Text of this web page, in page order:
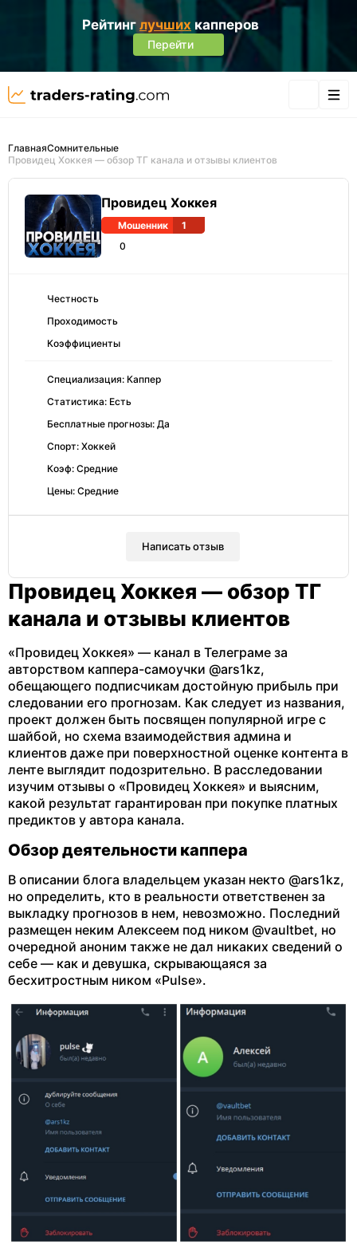
Рейтинг лучших капперов
Перейти
ГлавнаяСомнительные
Провидец Хоккея — обзор ТГ канала и отзывы клиентов
Провидец Хоккея
Мошенник
1
0
Честность
Проходимость
Коэффициенты
Специализация: Каппер
Статистика: Есть
Бесплатные прогнозы: Да
Спорт: Хоккей
Коэф: Средние
Цены: Средние
Написать отзыв
Провидец Хоккея — обзор ТГ
канала и отзывы клиентов
«Провидец Хоккея» — канал в Телеграме за
авторством каппера-самоучки @ars1kz,
обещающего подписчикам достойную прибыль при
следовании его прогнозам. Как следует из названия,
проект должен быть посвящен популярной игре с
шайбой, но схема взаимодействия админа и
клиентов даже при поверхностной оценке контента в
ленте выглядит подозрительно. В расследовании
изучим отзывы о «Провидец Хоккея» и выясним,
какой результат гарантирован при покупке платных
предиктов у автора канала.
Обзор деятельности каппера
В описании блога владельцем указан некто @ars1kz,
но определить, кто в реальности ответственен за
выкладку прогнозов в нем, невозможно. Последний
размещен неким Алексеем под ником @vaultbet, но
очередной аноним также не дал никаких сведений о
себе — как и девушка, скрывающаяся за
бесхитростным ником «Pulse».